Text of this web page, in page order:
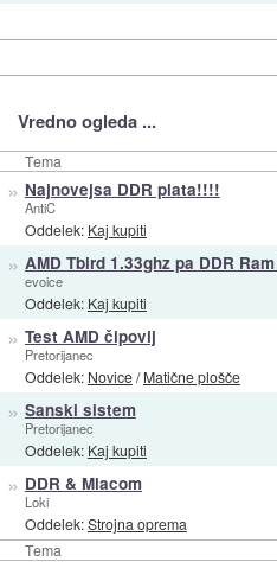
Vredno ogleda ...
Tema
Tema
» Najnovejsa DDR plata!!!!
AntiC
Oddelek: Kaj kupiti
» AMD Tbird 1.33ghz pa DDR
evoice
Oddelek: Kaj kupiti
» Test AMD čipovij
Pretorijanec
Oddelek: Novice/Matične plošče
» Sanski sistem
Pretorijanec
Oddelek: Kaj kupiti
» DDR & Mlacom
Loki
Oddelek:Strojna oprema